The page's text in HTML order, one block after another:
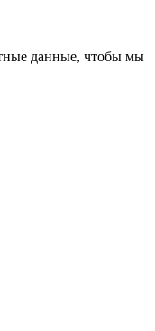
данные, чтобы мы